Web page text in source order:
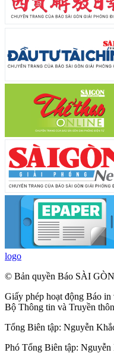
logo
© Bản quyền Báo SÀI
Giấy phép hoạt động Báo
Bộ Thông tin và Truyền
Tổng Biên tập: Nguyễn
Phó Tổng Biên tập: Nguyễn